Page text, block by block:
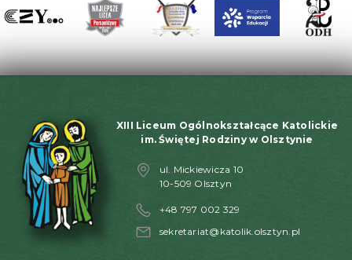
XIII Liceum Ogólnokształcące Katolickie
im. Świętej Rodziny w Olsztynie
ul. Mickiewicza 10
10-509 Olsztyn
+48 797 002 329
sekretariat@katolik.olsztyn.pl